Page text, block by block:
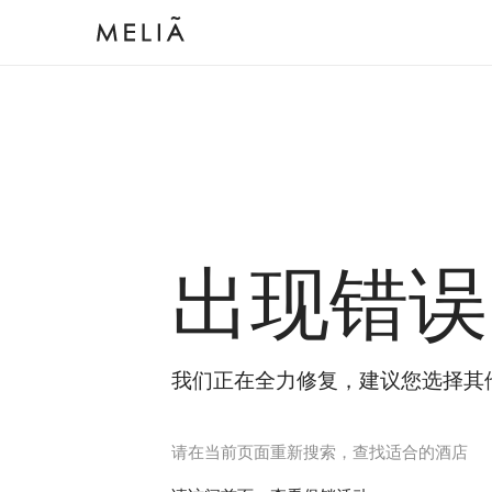
出现错误
我们正在全力修复，建议您选择其
请在当前页面重新搜索，查找适合的酒店